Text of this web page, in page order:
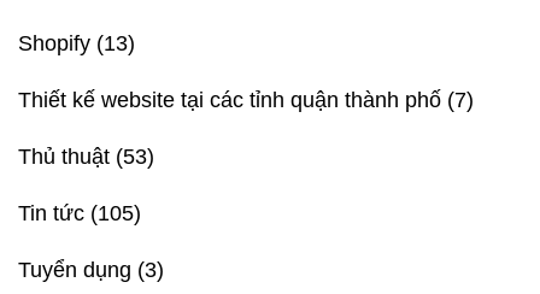
Shopify (13)
Thiết kế website tại các tỉnh quận thành phố (7)
Thủ thuật (53)
Tin tức (105)
Tuyển dụng (3)